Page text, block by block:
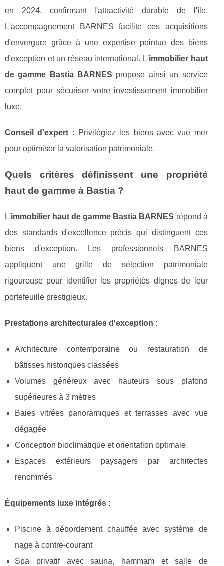
en 2024, confirmant l'attractivité durable de l'île.
L'accompagnement BARNES facilite ces acquisitions
d'envergure grâce à une expertise pointue des biens
d'exception et un réseau international. L'immobilier haut
de gamme Bastia BARNES propose ainsi un service
complet pour sécuriser votre investissement immobilier
luxe.
Conseil d'expert : Privilégiez les biens avec vue mer
pour optimiser la valorisation patrimoniale.
Quels critères définissent une propriété
haut de gamme à Bastia ?
L'immobilier haut de gamme Bastia BARNES répond à
des standards d'excellence précis qui distinguent ces
biens d'exception. Les professionnels BARNES
appliquent une grille de sélection patrimoniale
rigoureuse pour identifier les propriétés dignes de leur
portefeuille prestigieux.
Prestations architecturales d'exception :
Architecture contemporaine ou restauration de
bâtisses historiques classées
Volumes généreux avec hauteurs sous plafond
supérieures à 3 mètres
Baies vitrées panoramiques et terrasses avec vue
dégagée
Conception bioclimatique et orientation optimale
Espaces extérieurs paysagers par architectes
renommés
Équipements luxe intégrés :
Piscine à débordement chauffée avec système de
nage à contre-courant
Spa privatif avec sauna, hammam et salle de